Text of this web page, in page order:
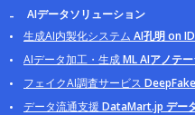
AIデータソリューション
生成AI内製化システム AI孔明 on
AIデータ加工・生成ML AIアノテ
フェイクAI調査サービス
データ流通支援 DataMart.jp デー